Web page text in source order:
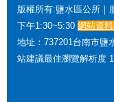
版權所有:鹽水區公所
下午1:30~5:30 網站資
地址：737201台南市鹽
站建議最佳瀏覽解析度